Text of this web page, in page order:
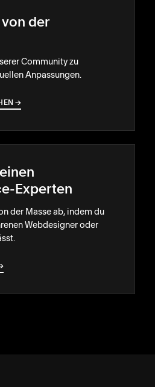
der
Community zu
Anpassungen.
→
→
Experten
der Masse ab, indem du
Webdesigner oder